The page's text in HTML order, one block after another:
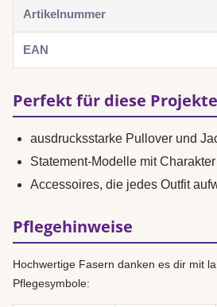
Artikelnummer
EAN
Perfekt für diese Projekte
ausdrucksstarke Pullover und
Statement-Modelle mit Charakter
Accessoires, die jedes Outfit
Pflegehinweise
Hochwertige Fasern danken es dir mit
Pflegesymbole: